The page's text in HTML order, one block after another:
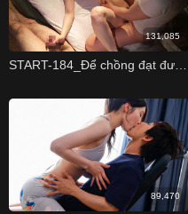
131,085
89,470